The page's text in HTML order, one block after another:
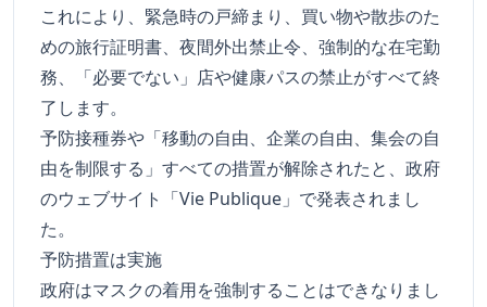
これにより、緊急時の戸締まり、買い物や散歩のた
めの旅行証明書、夜間外出禁止令、強制的な在宅勤
務、「必要でない」店や健康パスの禁止がすべて終
了します。
予防接種券や「移動の自由、企業の自由、集会の自
由を制限する」すべての措置が解除されたと、政府
のウェブサイト「Vie Publique」で発表されまし
た。
予防措置は実施
政府はマスクの着用を強制することはできなりまし